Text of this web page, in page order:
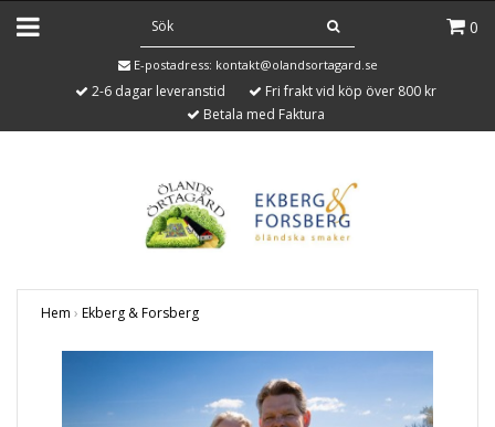
0
E-postadress: kontakt@olandsortagard.se
2-6 dagar leveranstid
Fri frakt vid köp över 800 kr
Betala med Faktura
Hem › Ekberg & Forsberg